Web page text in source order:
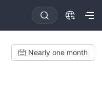
Nearly one month